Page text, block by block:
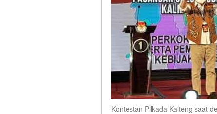
Kontestan Pilkada Kalteng saat